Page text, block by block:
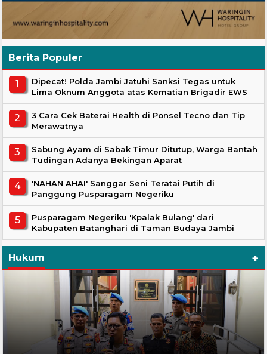
Berita Populer
Dipecat! Polda Jambi Jatuhi Sanksi Tegas untuk
Lima Oknum Anggota atas Kematian Brigadir EWS
3 Cara Cek Baterai Health di Ponsel Tecno dan Tip
Merawatnya
Sabung Ayam di Sabak Timur Ditutup, Warga Bantah
Tudingan Adanya Bekingan Aparat
'NAHAN AHAI' Sanggar Seni Teratai Putih di
Panggung Pusparagam Negeriku
Pusparagam Negeriku 'Kpalak Bulang' dari
Kabupaten Batanghari di Taman Budaya Jambi
Hukum +